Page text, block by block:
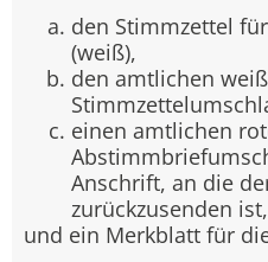
den Stimmzettel
(weiß),
den amtlichen
einen amtlichen
Anschrift, an die
zurückzusenden
und ein Merkblatt für